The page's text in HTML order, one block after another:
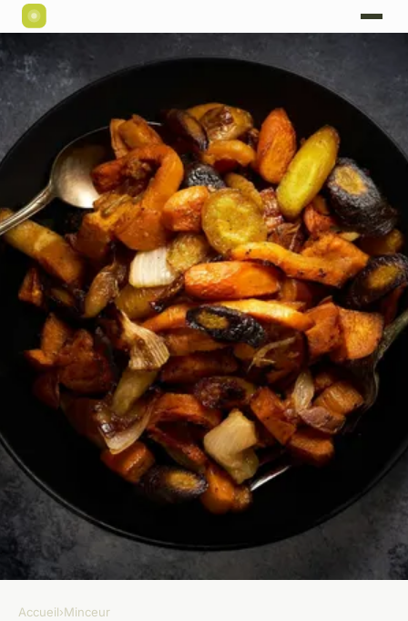
Accueil›Minceur